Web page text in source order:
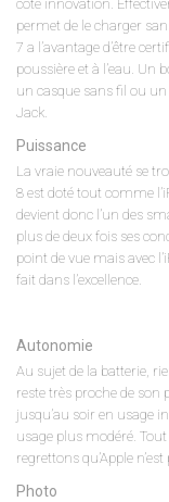
côté innovation.
permet de le charger
7 a l’avantage d’être
poussière et à l’eau. Un
un casque sans fil ou
Jack.
Puissance
La vraie nouveauté se
8 est doté tout comme
devient donc l’un des
plus de deux fois ses
point de vue mais avec
fait dans l’excellence.
Autonomie
Au sujet de la batterie,
reste très proche de son
jusqu’au soir en usage
usage plus modéré.
regrettons qu’Apple
Photo